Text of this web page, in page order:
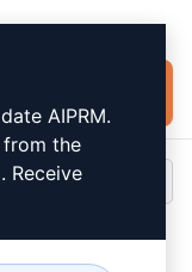
installieren
AIPRM.
from the
Receive